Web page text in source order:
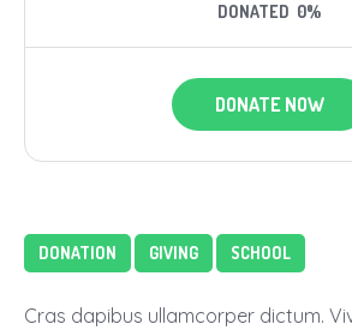
DONATED 0%
DONATE NOW
DONATION GIVING SCHOOL
Cras dapibus ullamcorper dictum.